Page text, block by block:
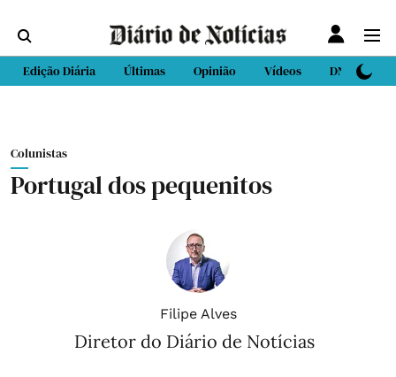
Edição Diária Últimas Opinião Vídeos DN Sport
Colunistas
Portugal dos pequenitos
Filipe Alves
Diretor do Diário de Notícias